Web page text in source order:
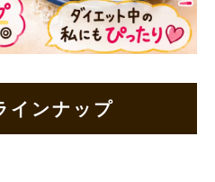
インナップ